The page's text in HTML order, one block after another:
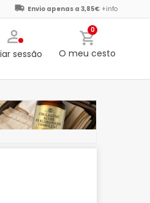
Envio apenas a 3,85€ +info
sessão
0
O meu cesto